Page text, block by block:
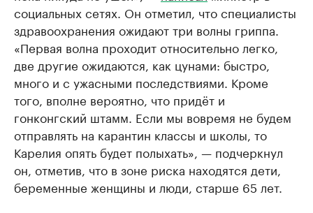
социальных сетях. Он отметил, что специалисты
здравоохранения ожидают три волны гриппа.
«Первая волна проходит относительно легко,
две другие ожидаются, как цунами: быстро,
много и с ужасными последствиями. Кроме
того, вполне вероятно, что придёт и
гонконгский штамм. Если мы вовремя не будем
отправлять на карантин классы и школы, то
Карелия опять будет полыхать», — подчеркнул
он, отметив, что в зоне риска находятся дети,
беременные женщины и люди, старше 65 лет.